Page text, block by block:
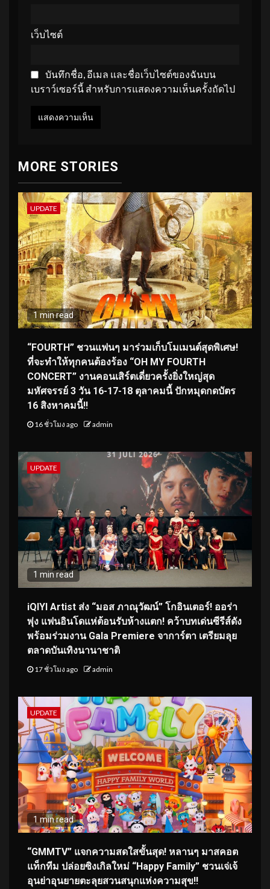
เว็บไซต์
บันทึกชื่อ, อีเมล และชื่อเว็บไซต์ของฉันบน
เบราว์เซอร์นี้ สำหรับการแสดงความเห็นครั้งถัดไป
MORE STORIES
UPDATE
1 min read
“FOURTH” ชวนแฟนๆ มาร่วมเก็บโมเมนต์สุดพิเศษ!
ที่จะทำให้ทุกคนต้องร้อง “OH MY FOURTH
CONCERT” งานคอนเสิร์ตเดี่ยวครั้งยิ่งใหญ่สุด
มหัศจรรย์ 3 วัน 16-17-18 ตุลาคมนี้ ปักหมุดกดบัตร
16 สิงหาคมนี้!!
16 ชั่วโมง ago admin
UPDATE
1 min read
iQIYI Artist ส่ง “มอส ภาณุวัฒน์” โกอินเตอร์! ออร่า
พุ่ง แฟนอินโดแห่ต้อนรับห้างแตก! คว้าบทเด่นซีรีส์ดัง
พร้อมร่วมงาน Gala Premiere จาการ์ตา เตรียมลุย
ตลาดบันเทิงนานาชาติ
17 ชั่วโมง ago admin
UPDATE
1 min read
“GMMTV” แจกความสดใสขั้นสุด! หลานๆ มาสคอต
แท็กทีม ปล่อยซิงเกิลใหม่ “Happy Family” ชวนเจ่เจ้
อุนย่าอุนยายตะลุยสวนสนุกแห่งความสุข!!